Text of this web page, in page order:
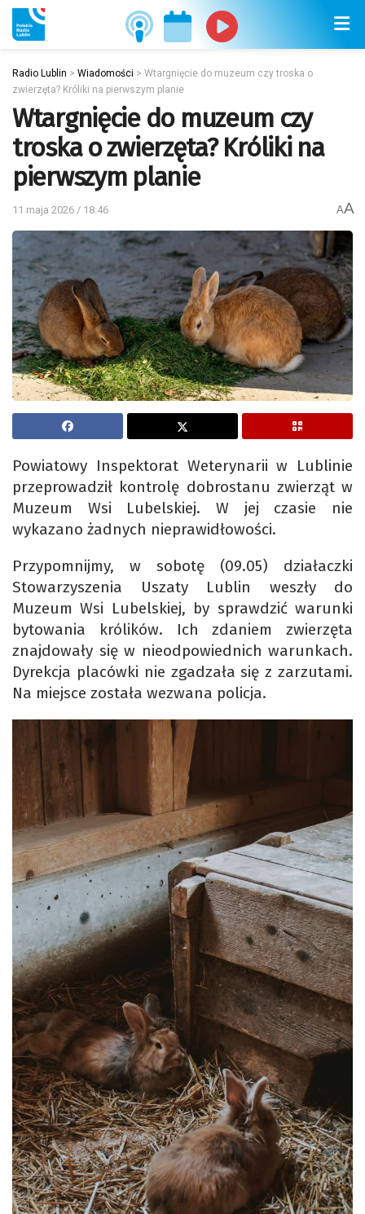
Radio Lublin > Wiadomości > Wtargnięcie do muzeum czy troska o
zwierzęta? Króliki na pierwszym planie
Wtargnięcie do muzeum czy
troska o zwierzęta? Króliki na
pierwszym planie
11 maja 2026 / 18:46 AA
Powiatowy Inspektorat Weterynarii w Lublinie
przeprowadził kontrolę dobrostanu zwierząt w
Muzeum Wsi Lubelskiej. W jej czasie nie
wykazano żadnych nieprawidłowości.
Przypomnijmy, w sobotę (09.05) działaczki
Stowarzyszenia Uszaty Lublin weszły do
Muzeum Wsi Lubelskiej, by sprawdzić warunki
bytowania królików. Ich zdaniem zwierzęta
znajdowały się w nieodpowiednich warunkach.
Dyrekcja placówki nie zgadzała się z zarzutami.
Na miejsce została wezwana policja.